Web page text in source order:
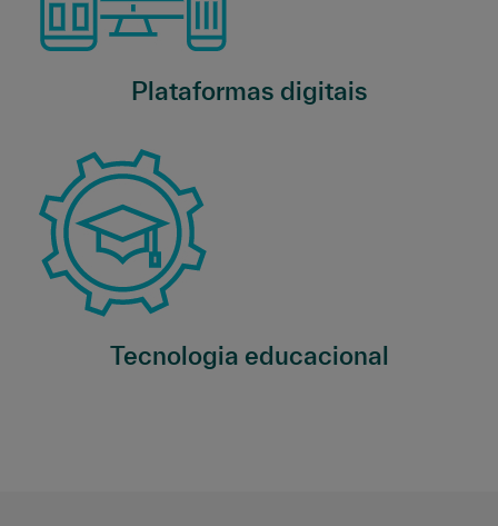
Plataformas digitais
Tecnologia educacional